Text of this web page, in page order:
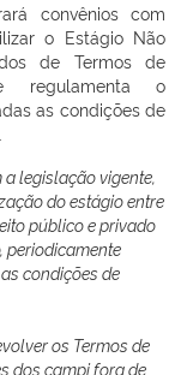
convênios com
o Estágio Não
de Termos de
regulamenta o
as condições de
legislação vigente,
do estágio entre
público e privado
periodicamente
condições de
os Termos de
dos campi fora de